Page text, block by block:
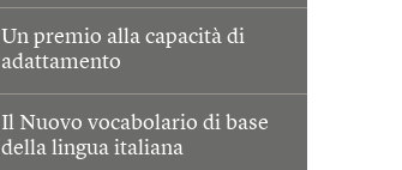
Un premio alla capacità di
adattamento
Il Nuovo vocabolario di base
della lingua italiana